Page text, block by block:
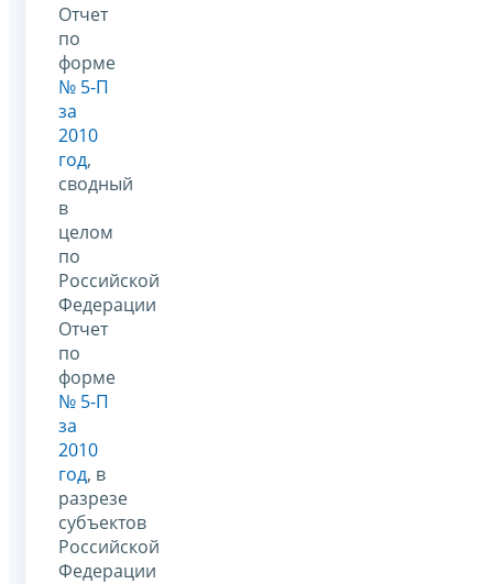
Отчет
по
форме
№ 5-П
за
2010
год,
сводный
в
целом
по
Российской
Федерации
Отчет
по
форме
№ 5-П
за
2010
год, в
разрезе
субъектов
Российской
Федерации